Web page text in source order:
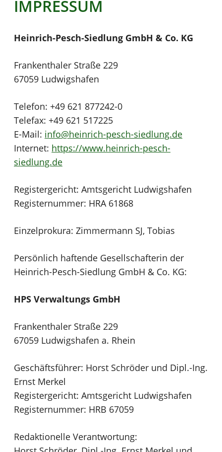
IMPRESSUM
Heinrich-Pesch-Siedlung GmbH & Co. KG
Frankenthaler Straße 229
67059 Ludwigshafen
Telefon: +49 621 877242-0
Telefax: +49 621 517225
E-Mail: info@heinrich-pesch-siedlung.de
Internet: https://www.heinrich-pesch-
siedlung.de
Registergericht: Amtsgericht Ludwigshafen
Registernummer: HRA 61868
Einzelprokura: Zimmermann SJ, Tobias
Persönlich haftende Gesellschafterin der
Heinrich-Pesch-Siedlung GmbH & Co. KG:
HPS Verwaltungs GmbH
Frankenthaler Straße 229
67059 Ludwigshafen a. Rhein
Geschäftsführer: Horst Schröder und Dipl.-Ing.
Ernst Merkel
Registergericht: Amtsgericht Ludwigshafen
Registernummer: HRB 67059
Redaktionelle Verantwortung: